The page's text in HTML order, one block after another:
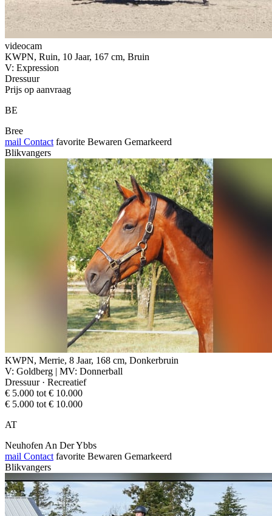
videocam
KWPN, Ruin, 10 Jaar, 167 cm, Bruin
V: Expression
Dressuur
Prijs op aanvraag
BE
Bree
mail Contact favorite Bewaren Gemarkeerd
Blikvangers
KWPN, Merrie, 8 Jaar, 168 cm, Donkerbruin
V: Goldberg | MV: Donnerball
Dressuur · Recreatief
€ 5.000 tot € 10.000
€ 5.000 tot € 10.000
AT
Neuhofen An Der Ybbs
mail Contact favorite Bewaren Gemarkeerd
Blikvangers